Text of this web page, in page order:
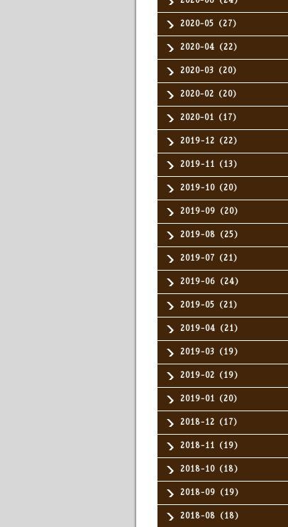
2020-05（27）
2020-04（22）
2020-03（20）
2020-02（20）
2020-01（17）
2019-12（22）
2019-11（13）
2019-10（20）
2019-09（20）
2019-08（25）
2019-07（21）
2019-06（24）
2019-05（21）
2019-04（21）
2019-03（19）
2019-02（19）
2019-01（20）
2018-12（17）
2018-11（19）
2018-10（18）
2018-09（19）
2018-08（18）